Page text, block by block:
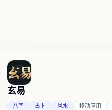
玄易
八字 占卜 风水 移动应用